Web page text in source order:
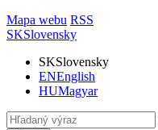
Mapa webu RSS
SKSlovensky
SKSlovensky
ENEnglish
HUMagyar